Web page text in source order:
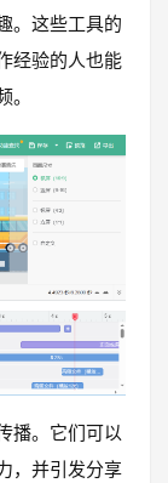
。这些工具的
经验的人也能
播。它们可以
，并引发分享